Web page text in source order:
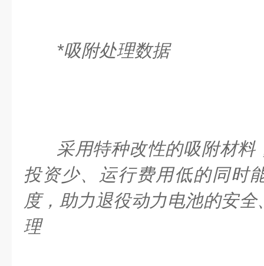
*吸附处理数据
采用特种改性的吸附材料
投资少、运行费用低的同时
度，助力退役动力电池的安
理